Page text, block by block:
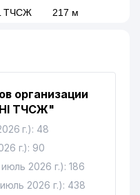
ТЧСЖ 217 м
227 м
249 м
организации
ТЧСЖ"
г.): 48
г.): 90
2026 г.): 186
2026 г.): 438